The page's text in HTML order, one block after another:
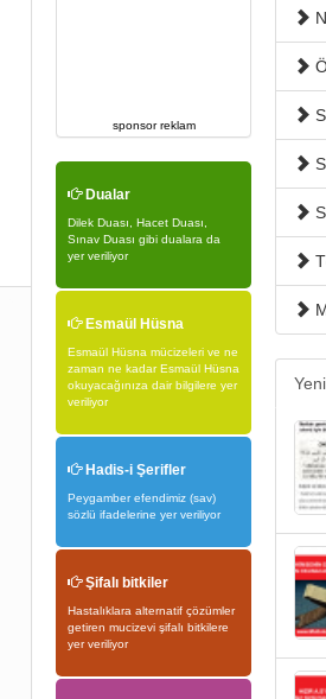
sponsor reklam
Dualar
Dilek Duası, Hacet Duası,
Sınav Duası gibi dualara da
yer veriliyor
Esmaül Hüsna
Esmaül Hüsna mücizeleri ve ne
zaman ne kadar Esmaül Hüsna
okuyacağınıza dair bilgilere yer
veriliyor
Hadis-i Şerifler
Peygamber efendimiz (sav)
sözlü ifadelerine yer veriliyor
Şifalı bitkiler
Hastalıklara alternatif çözümler
getiren mucizevi şifalı bitkilere
yer veriliyor
Yeni